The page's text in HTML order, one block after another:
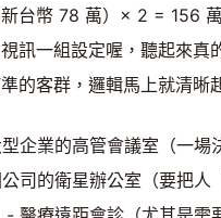
台幣 78 萬）× 2 = 156
訊一組設定喔，聽起來真
的客群，邏輯馬上就清晰
企業的高管會議室（一場
司的衛星辦公室（要把人